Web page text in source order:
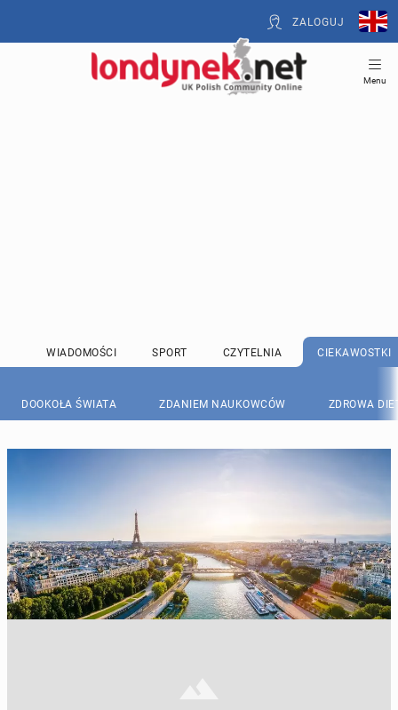
ZALOGUJ
Menu
WIADOMOŚCI SPORT CZYTELNIA CIEKAWOSTKI
DOOKOŁA ŚWIATA ZDANIEM NAUKOWCÓW ZDROWA